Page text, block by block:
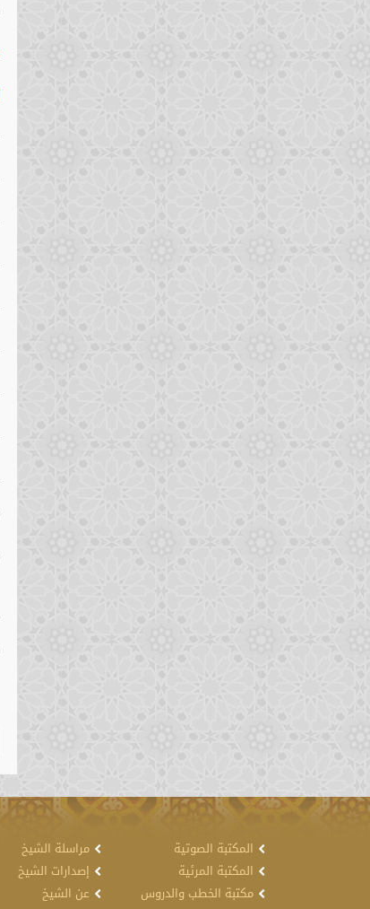
المكتبة الصوتية
المكتبة المرئية
مكتبة الخطب والدروس
مراسلة الشيخ
إصدارات الشيخ
عن الشيخ